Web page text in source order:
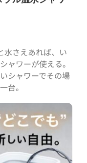
水さえあれば、い
ャワーが使える。
シャワーでその場
台。